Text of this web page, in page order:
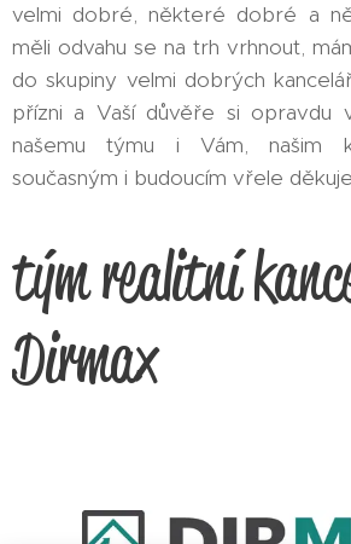
velmi dobré, některé dobré a
měli odvahu se na trh vrhnout,
do skupiny velmi dobrých
přízni a Vaší důvěře si opravdu
našemu týmu i Vám, našim
současným i budoucím vřele
tým realitní
Dirmax